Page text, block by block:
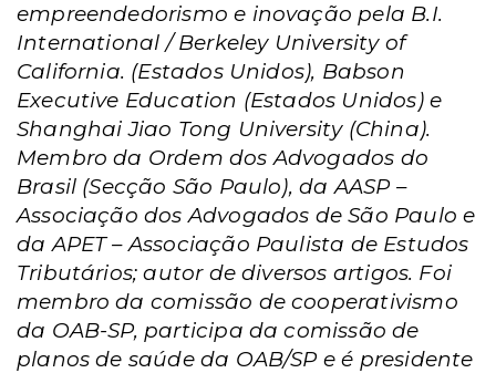
empreendedorismo e inovação pela B.I.
International / Berkeley University of
California. (Estados Unidos), Babson
Executive Education (Estados Unidos) e
Shanghai Jiao Tong University (China).
Membro da Ordem dos Advogados do
Brasil (Secção São Paulo), da AASP –
Associação dos Advogados de São Paulo e
da APET – Associação Paulista de Estudos
Tributários; autor de diversos artigos. Foi
membro da comissão de cooperativismo
da OAB-SP, participa da comissão de
planos de saúde da OAB/SP e é presidente